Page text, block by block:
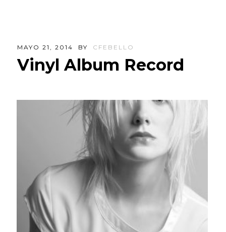
MAYO 21, 2014 BY CFEBELLO
Vinyl Album Record